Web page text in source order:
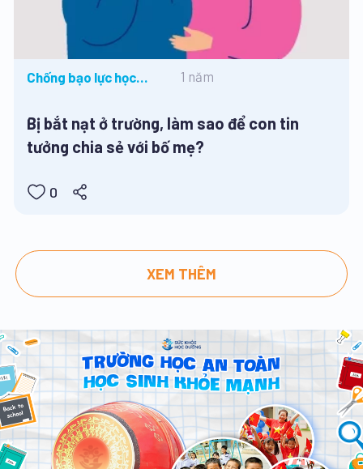
Chống bạo lực học
đường, Tin tức
1 năm
Bị bắt nạt ở trường, làm sao để con tin
tưởng chia sẻ với bố mẹ?
0
XEM THÊM